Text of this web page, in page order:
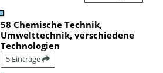
58 Chemische Technik,
Umwelttechnik, verschiedene
Technologien
5 Einträge